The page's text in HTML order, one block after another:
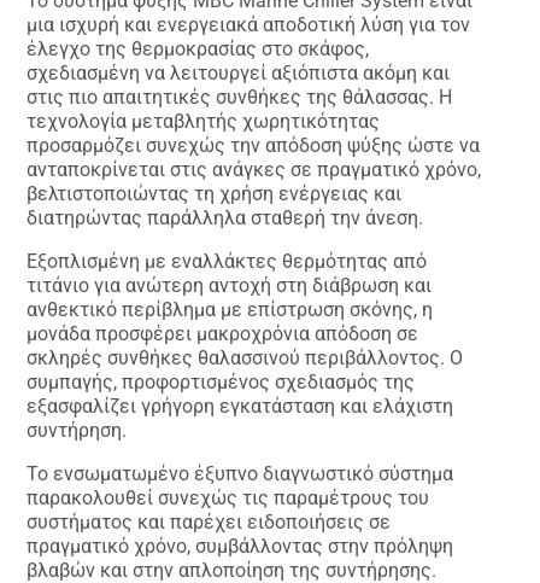
μια ισχυρή και ενεργειακά αποδοτική λύση για τον
έλεγχο της θερμοκρασίας στο σκάφος,
σχεδιασμένη να λειτουργεί αξιόπιστα ακόμη και
στις πιο απαιτητικές συνθήκες της θάλασσας. Η
τεχνολογία μεταβλητής χωρητικότητας
προσαρμόζει συνεχώς την απόδοση ψύξης ώστε να
ανταποκρίνεται στις ανάγκες σε πραγματικό χρόνο,
βελτιστοποιώντας τη χρήση ενέργειας και
διατηρώντας παράλληλα σταθερή την άνεση.
Εξοπλισμένη με εναλλάκτες θερμότητας από
τιτάνιο για ανώτερη αντοχή στη διάβρωση και
ανθεκτικό περίβλημα με επίστρωση σκόνης, η
μονάδα προσφέρει μακροχρόνια απόδοση σε
σκληρές συνθήκες θαλασσινού περιβάλλοντος. Ο
συμπαγής, προφορτισμένος σχεδιασμός της
εξασφαλίζει γρήγορη εγκατάσταση και ελάχιστη
συντήρηση.
Το ενσωματωμένο έξυπνο διαγνωστικό σύστημα
παρακολουθεί συνεχώς τις παραμέτρους του
συστήματος και παρέχει ειδοποιήσεις σε
πραγματικό χρόνο, συμβάλλοντας στην πρόληψη
βλαβών και στην απλοποίηση της συντήρησης.